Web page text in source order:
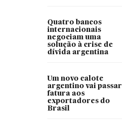
Quatro bancos
internacionais
negociam uma
solução à crise de
dívida argentina
Um novo calote
argentino vai passar
fatura aos
exportadores do
Brasil